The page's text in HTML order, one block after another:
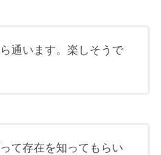
通います。楽しそうで
て存在を知ってもらい